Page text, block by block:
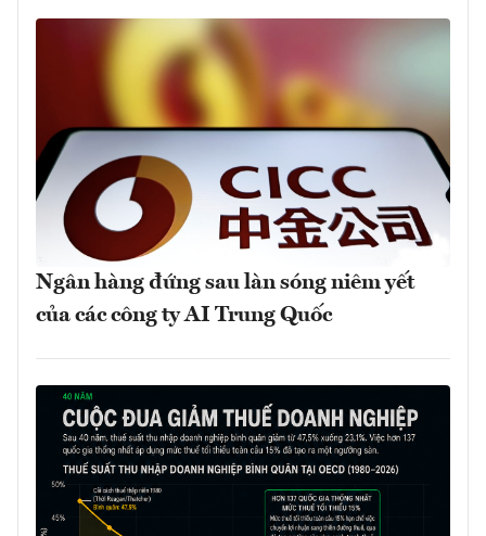
Ngân hàng đứng sau làn sóng niêm yết
của các công ty AI Trung Quốc